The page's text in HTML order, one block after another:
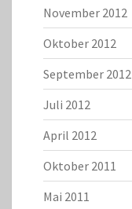
November 2012
Oktober 2012
September 2012
Juli 2012
April 2012
Oktober 2011
Mai 2011